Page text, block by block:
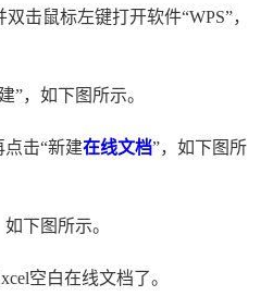
击鼠标左键打开软件“WPS”，
”，如下图所示。
点击“新建在线文档”，如下图所
下图所示。
空白在线文档了。